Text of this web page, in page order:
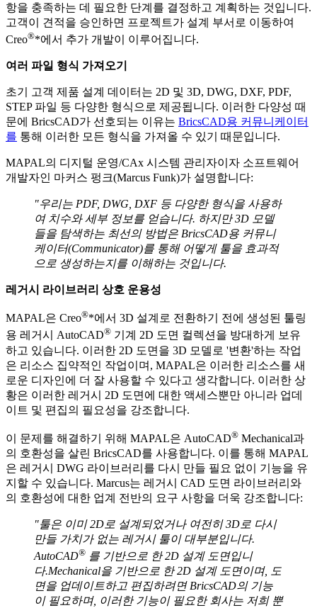
항을 충족하는 데 필요한 단계를 결정하고 계획하는 것입니다.
고객이 견적을 승인하면 프로젝트가 설계 부서로 이동하여
Creo®*에서 추가 개발이 이루어집니다.
여러 파일 형식 가져오기
초기 고객 제품 설계 데이터는 2D 및 3D, DWG, DXF, PDF,
STEP 파일 등 다양한 형식으로 제공됩니다. 이러한 다양성 때
문에 BricsCAD가 선호되는 이유는 BricsCAD용 커뮤니케이터
를 통해 이러한 모든 형식을 가져올 수 있기 때문입니다.
MAPAL의 디지털 운영/CAx 시스템 관리자이자 소프트웨어
개발자인 마커스 펑크(Marcus Funk)가 설명합니다:
"우리는 PDF, DWG, DXF 등 다양한 형식을 사용하
여 치수와 세부 정보를 얻습니다. 하지만 3D 모델
들을 탐색하는 최선의 방법은 BricsCAD용 커뮤니
케이터(Communicator)를 통해 어떻게 툴을 효과적
으로 생성하는지를 이해하는 것입니다.
레거시 라이브러리 상호 운용성
MAPAL은 Creo®*에서 3D 설계로 전환하기 전에 생성된 툴링
용 레거시 AutoCAD® 기계 2D 도면 컬렉션을 방대하게 보유
하고 있습니다. 이러한 2D 도면을 3D 모델로 '변환'하는 작업
은 리소스 집약적인 작업이며, MAPAL은 이러한 리소스를 새
로운 디자인에 더 잘 사용할 수 있다고 생각합니다. 이러한 상
황은 이러한 레거시 2D 도면에 대한 액세스뿐만 아니라 업데
이트 및 편집의 필요성을 강조합니다.
이 문제를 해결하기 위해 MAPAL은 AutoCAD® Mechanical과
의 호환성을 살린 BricsCAD를 사용합니다. 이를 통해 MAPAL
은 레거시 DWG 라이브러리를 다시 만들 필요 없이 기능을 유
지할 수 있습니다. Marcus는 레거시 CAD 도면 라이브러리와
의 호환성에 대한 업계 전반의 요구 사항을 더욱 강조합니다:
"툴은 이미 2D로 설계되었거나 여전히 3D로 다시
만들 가치가 없는 레거시 툴이 대부분입니다.
AutoCAD® 를 기반으로 한 2D 설계 도면입니
다.Mechanical을 기반으로 한 2D 설계 도면이며, 도
면을 업데이트하고 편집하려면 BricsCAD의 기능
이 필요하며, 이러한 기능이 필요한 회사는 저희 뿐